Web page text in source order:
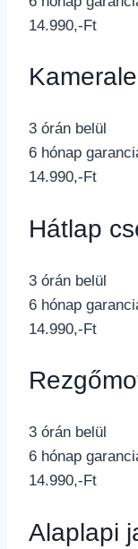
14.990,-Ft
3 órán belül
6 hónap
14.990,-Ft
Hátlap
3 órán belül
6 hónap
14.990,-Ft
3 órán belül
6 hónap
14.990,-Ft
Alaplapi